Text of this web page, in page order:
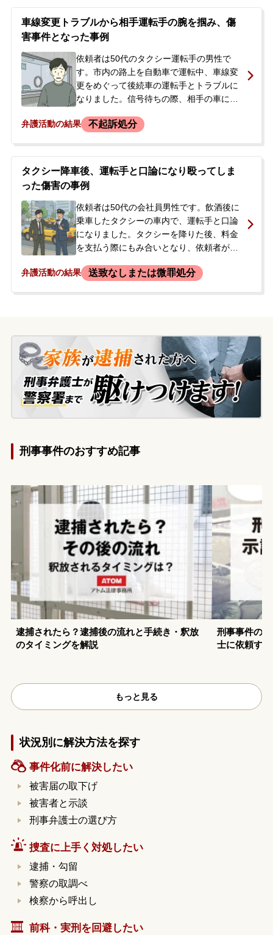
とで職を失うことや、日当制の仕事である
ため収入が途絶えることを強く懸念してお
り、円満な解決を求めて当事務所へ相談に
来られました。
車線変更トラブルから相手運転手の腕を掴み、傷
害事件となった事例
依頼者は50代のタクシー運転手の男性で
す。市内の路上を自動車で運転中、車線変
更をめぐって後続車の運転手とトラブルに
なりました。信号待ちの際、相手の車に近
の腕を掴む暴行を加え、右上腕皮下出血の
が、後日、勤務先に警察官が訪れ、傷害の
容疑で逮捕されました。その後、勾留が決
定されたため、被疑者国選弁護人として当
事務所の弁護士が選任されました。
弁護活動の結果 不起訴処分
タクシー降車後、運転手と口論になり殴ってしま
った傷害の事例
依頼者は50代の会社員男性です。飲酒後に
乗車したタクシーの車内で、運転手と口論
になりました。タクシーを降りた後、料金
を支払う際にもみ合いとなり、依頼者が運
殴られたと主張していましたが、翌日警察
を受ける予定であり、依頼者は勤務先への
影響を懸念し、穏便に解決したいとの思い
から当事務所に相談されました。
弁護活動の結果 送致なしまたは微罪処分
刑事事件のおすすめ記事
逮捕されたら？逮捕後の流れと手続き・釈放
のタイミングを解説
刑事事件の
士に依頼す
もっと見る
状況別に解決方法を探す
事件化前に解決したい
被害届の取下げ
被害者と示談
刑事弁護士の選び方
捜査に上手く対処したい
逮捕・勾留
警察の取調べ
検察から呼出し
前科・実刑を回避したい